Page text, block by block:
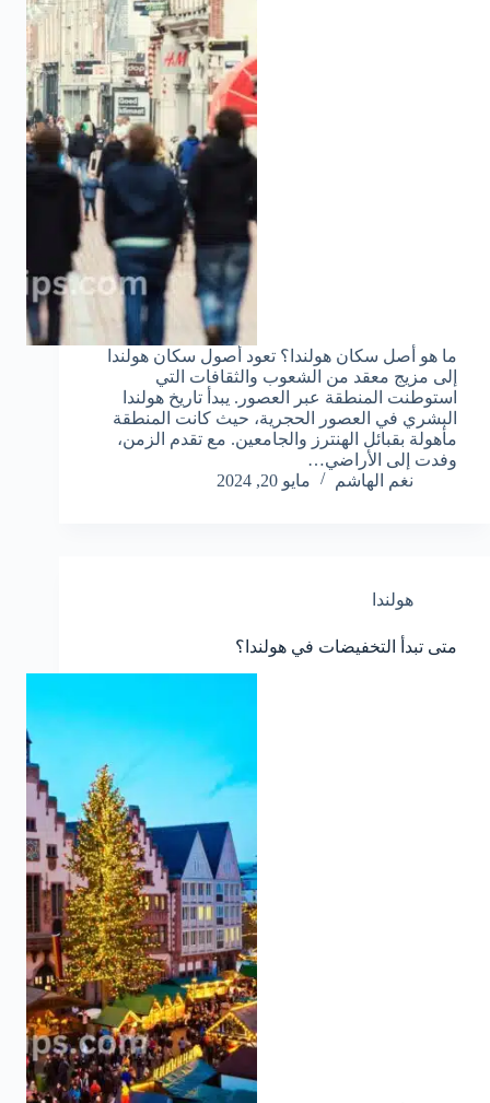
ما هو أصل سكان هولندا؟ تعود أصول سكان هولندا
إلى مزيج معقد من الشعوب والثقافات التي
استوطنت المنطقة عبر العصور. يبدأ تاريخ هولندا
البشري في العصور الحجرية، حيث كانت المنطقة
مأهولة بقبائل الهنترز والجامعين. مع تقدم الزمن،
وفدت إلى الأراضي…
نغم الهاشم
مايو 20, 2024
هولندا
متى تبدأ التخفيضات في هولندا؟